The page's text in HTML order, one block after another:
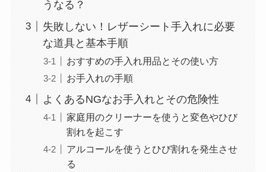
うなる？
失敗しない！レザーシート手入れに必要
な道具と基本手順
おすすめの手入れ用品とその使い方
お手入れの手順
よくあるNGなお手入れとその危険性
家庭用のクリーナーを使うと変色やひび
割れを起こす
アルコールを使うとひび割れを発生させ
る